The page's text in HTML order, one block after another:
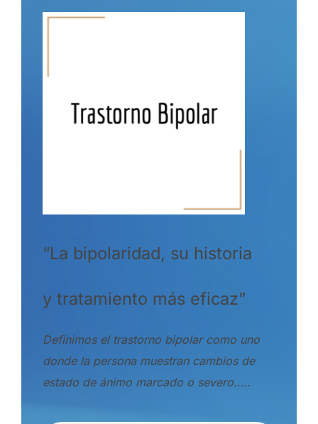
“La bipolaridad, su historia
y tratamiento más eficaz”
Definimos el trastorno bipolar como uno
donde la persona muestran cambios de
estado de ánimo marcado o severo…..